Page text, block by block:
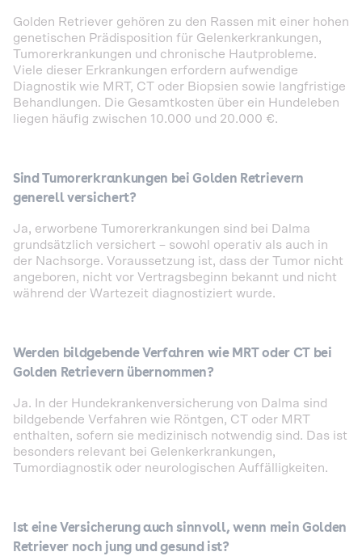
Golden Retriever gehören zu den Rassen mit einer hohen
genetischen Prädisposition für Gelenkerkrankungen,
Tumorerkrankungen und chronische Hautprobleme.
Viele dieser Erkrankungen erfordern aufwendige
Diagnostik wie MRT, CT oder Biopsien sowie langfristige
Behandlungen. Die Gesamtkosten über ein Hundeleben
liegen häufig zwischen 10.000 und 20.000 €.
Sind Tumorerkrankungen bei Golden Retrievern
generell versichert?
Ja, erworbene Tumorerkrankungen sind bei Dalma
grundsätzlich versichert – sowohl operativ als auch in
der Nachsorge. Voraussetzung ist, dass der Tumor nicht
angeboren, nicht vor Vertragsbeginn bekannt und nicht
während der Wartezeit diagnostiziert wurde.
Werden bildgebende Verfahren wie MRT oder CT bei
Golden Retrievern übernommen?
Ja. In der Hundekrankenversicherung von Dalma sind
bildgebende Verfahren wie Röntgen, CT oder MRT
enthalten, sofern sie medizinisch notwendig sind. Das ist
besonders relevant bei Gelenkerkrankungen,
Tumordiagnostik oder neurologischen Auffälligkeiten.
Ist eine Versicherung auch sinnvoll, wenn mein Golden
Retriever noch jung und gesund ist?